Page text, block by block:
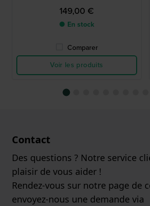
149,00 €
● En stock
Comparer
Voir les produits
Contact
Des questions ? Notre service
plaisir de vous aider !
Rendez-vous sur notre page de
envoyez-nous une demande via